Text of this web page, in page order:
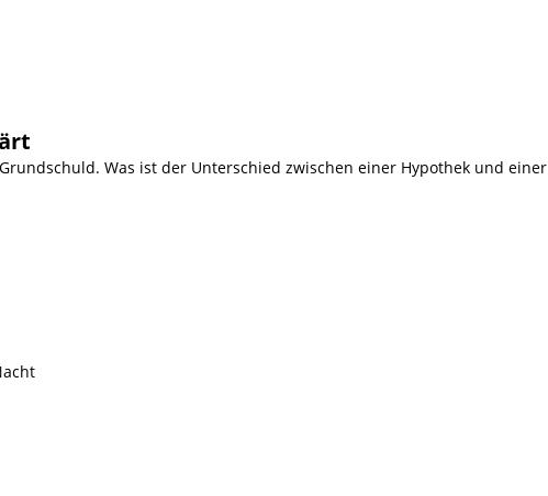
Was ist der Unterschied zwischen einer Hypothek und einer